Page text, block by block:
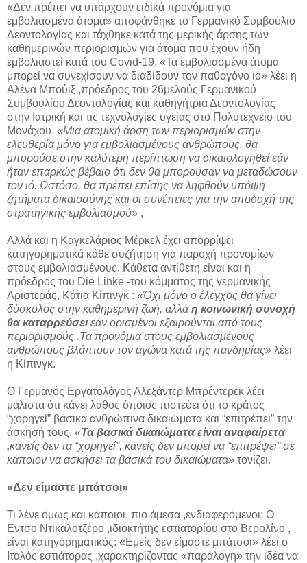
«Δεν πρέπει να υπάρχουν ειδικά προνόμια για
εμβολιασμένα άτομα» αποφάνθηκε το Γερμανικό Συμβούλιο
Δεοντολογίας και τάχθηκε κατά της μερικής άρσης των
καθημερινών περιορισμών για άτομα που έχουν ήδη
εμβολιαστεί κατά του Covid-19. «Τα εμβολιασμένα άτομα
μπορεί να συνεχίσουν να διαδίδουν τον παθογόνο ιό» λέει η
Αλένα Μπούιξ ,πρόεδρος του 26μελούς Γερμανικού
Συμβουλίου Δεοντολογίας και καθηγήτρια Δεοντολογίας
στην Ιατρική και τις τεχνολογίες υγείας στο Πολυτεχνείο του
Μονάχου. «Μια ατομική άρση των περιορισμών στην
ελευθερία μόνο για εμβολιασμένους ανθρώπους, θα
μπορούσε στην καλύτερη περίπτωση να δικαιολογηθεί εάν
ήταν επαρκώς βέβαιο ότι δεν θα μπορούσαν να μεταδώσουν
τον ιό. Ωστόσο, θα πρέπει επίσης να ληφθούν υπόψη
ζητήματα δικαιοσύνης και οι συνέπειες για την αποδοχή της
στρατηγικής εμβολιασμού» ,
Αλλά και η Καγκελάριος Μέρκελ έχει απορρίψει
κατηγορηματικά κάθε συζήτηση για παροχή προνομίων
στους εμβολιασμένους. Κάθετα αντίθετη είναι και η
πρόεδρος του Die Linke -του κόμματος της γερμανικής
Αριστεράς, Κάτια Κίπινγκ : «Όχι μόνο ο έλεγχος θα γίνει
δύσκολος στην καθημερινή ζωή, αλλάη κοινωνική συνοχή
θα καταρρεύσει εάν ορισμένοι εξαιρούνται από τους
περιορισμούς .Τα προνόμια στους εμβολιασμένους
ανθρώπους βλάπτουν τον αγώνα κατά της πανδημίας» λέει
η Κίπινγκ.
Ο Γερμανός Εργατολόγος Αλεξάντερ Μπρέντερεκ λέει
μάλιστα ότι κάνει λάθος όποιος πιστεύει ότι το κράτος
“χορηγεί” βασικά ανθρώπινα δικαιώματα και “επιτρέπει” την
άσκησή τους. «Τα βασικά δικαιώματα είναι αναφαίρετα
,κανείς δεν τα “χορηγεί”, κανείς δεν μπορεί να “επιτρέψει” σε
κάποιον να ασκήσει τα βασικά του δικαιώματα» τονίζει.
«Δεν είμαστε μπάτσοι»
Τι λένε όμως και κάποιοι, πιο άμεσα ,ενδιαφερόμενοι; Ο
Εντσο Ντικαλοτζέρο ,ιδιοκτήτης εστιατορίου στο Βερολίνο ,
είναι κατηγορηματικός: «Εμείς δεν είμαστε μπάτσοι» λέει ο
Ιταλός εστιάτορας ,χαρακτηρίζοντας «παράλογη» την ιδέα να